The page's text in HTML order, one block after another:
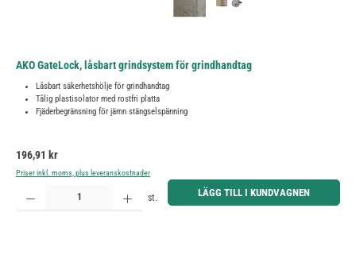
AKO GateLock, låsbart grindsystem för grindhandtag
Låsbart säkerhetshölje för grindhandtag
Tålig plastisolator med rostfri platta
Fjäderbegränsning för jämn stängselspänning
Ordinarie pris:
196,91 kr
Priser inkl. moms, plus leveranskostnader
Produktkvantitet: Ange önskat belopp eller använd knapparna för att öka eller minska kvantiteten.
st. LÄGG TILL I KUNDVAGNEN